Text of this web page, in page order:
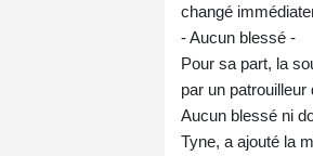
changé
- Aucun blessé -
Pour sa part, la
par un
Aucun blessé ni
Tyne, a ajouté la